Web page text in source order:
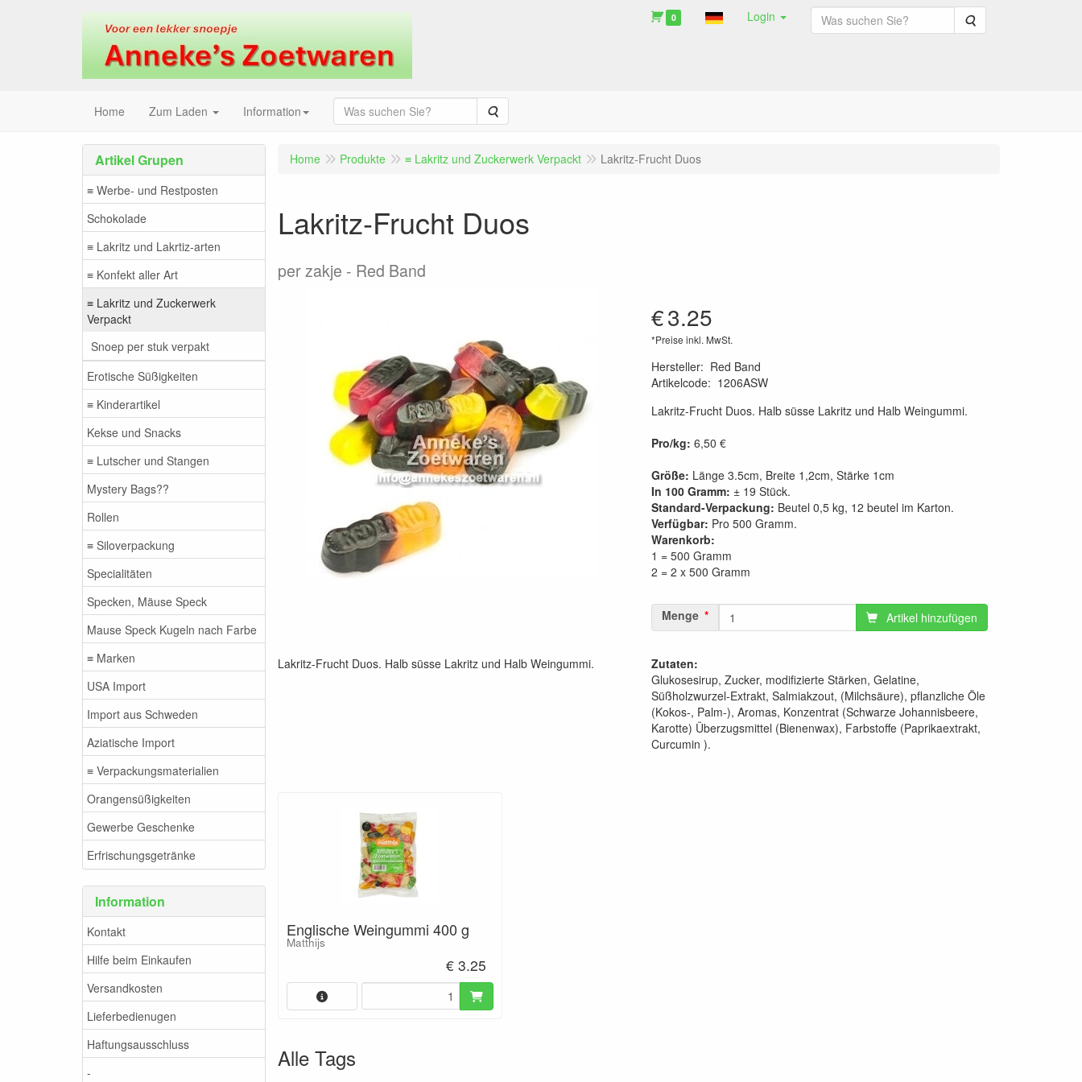
0 Login Suche
Home Zum Laden Information Suche
Artikel Grupen
≡ Werbe- und Restposten
Schokolade
≡ Lakritz und Lakrtiz-arten
≡ Konfekt aller Art
≡ Lakritz und Zuckerwerk
Verpackt
Snoep per stuk verpakt
Erotische Süßigkeiten
≡ Kinderartikel
Kekse und Snacks
≡ Lutscher und Stangen
Mystery Bags??
Rollen
≡ Siloverpackung
Specialitäten
Specken, Mäuse Speck
Mause Speck Kugeln nach Farbe
≡ Marken
USA Import
Import aus Schweden
Aziatische Import
≡ Verpackungsmaterialien
Orangensüßigkeiten
Gewerbe Geschenke
Erfrischungsgetränke
Information
Kontakt
Hilfe beim Einkaufen
Versandkosten
Lieferbedienugen
Haftungsausschluss
-
Home Produkte ≡ Lakritz und Zuckerwerk Verpackt Lakritz-Frucht Duos
Lakritz-Frucht Duos
per zakje Red Band
€3.25
*Preise inkl. MwSt.
Hersteller: Red Band
Artikelcode: 1206ASW
Lakritz-Frucht Duos. Halb süsse Lakritz und Halb Weingummi.
Pro/kg: 6,50 €
Größe: Länge 3.5cm, Breite 1,2cm, Stärke 1cm
In 100 Gramm: ± 19 Stück.
Standard-Verpackung: Beutel 0,5 kg, 12 beutel im Karton.
Verfügbar: Pro 500 Gramm.
Warenkorb:
1 = 500 Gramm
2 = 2 x 500 Gramm
Menge Artikel hinzufügen
Lakritz-Frucht Duos. Halb süsse Lakritz und Halb Weingummi.
Zutaten:
Glukosesirup, Zucker, modifizierte Stärken, Gelatine,
Süßholzwurzel-Extrakt, Salmiakzout, (Milchsäure), pflanzliche Öle
(Kokos-, Palm-), Aromas, Konzentrat (Schwarze Johannisbeere,
Karotte) Überzugsmittel (Bienenwax), Farbstoffe (Paprikaextrakt,
Curcumin ).
Englische Weingummi 400 g
Matthijs
€ 3.25
Alle Tags